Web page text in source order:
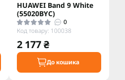
HUAWEI Band 9 White
(55020BYC)
0
Код товару: 100038
2 177 ₴
До кошика